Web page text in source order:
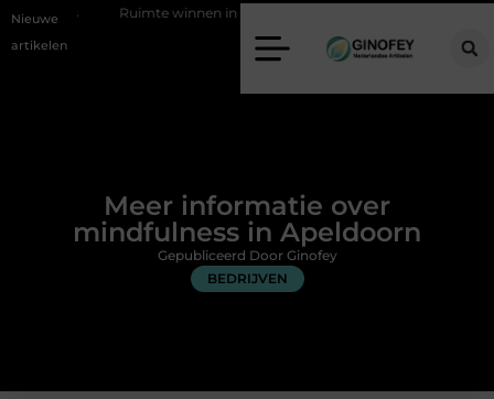
Nieuwe
artikelen
winnen in de slaapkamer met een boxspring met opbergruimte
Meer informatie over
mindfulness in Apeldoorn
BEDRIJVEN
Gepubliceerd Door Ginofey